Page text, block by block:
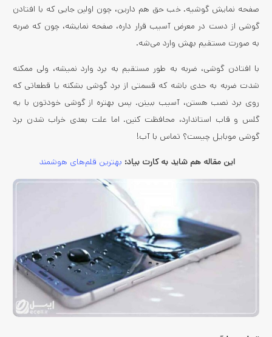
صفحه نمایش گوشیه. خب حق هم دارین، چون اولین جایی که با افتادن
گوشی از دست در معرض آسیب قرار داره، صفحه نمایشه، چون که ضربه
به صورت مستقیم بهش وارد می‌شه.
با افتادن گوشی، ضربه به طور مستقیم به برد وارد نمیشه، ولی ممکنه
شدت ضربه به حدی باشه که قسمتی از برد گوشی بشکنه یا قطعاتی که
روی برد نصب هستن، آسیب ببینن. پس بهتره از گوشی خودتون با یه
گلس و قاب استاندارد، محافظت کنین. اما علت بعدی خراب شدن برد
گوشی موبایل چیست؟ تماس با آب!
این مقاله هم شاید به کارت بیاد: بهترین قلم‌های هوشمند